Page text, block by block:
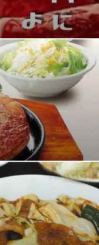
りの国産野菜を、と
ご提供するカジュア
す。
る
自由が付いていま
スもパンも」両方O
ンを、心ゆくまでお楽